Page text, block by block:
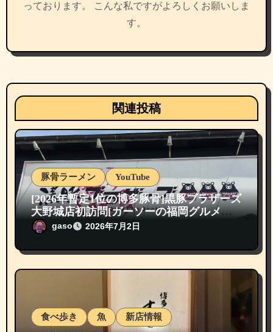
っております。 こんな私ですがよろしくお願いしま
す。
関連投稿
豚骨ラーメン YouTube
[2026年暫定1位の博多豚骨]黒豚ブラザーズ
大野城店初訪問[ガーソーの福岡グルメ紹
介]
gaso 2026年7月2日
食べ歩き 魚 新店情報